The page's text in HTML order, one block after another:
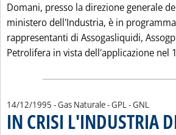
Domani, presso la direzione generale
ministero dell'Industria, è in
rappresentanti di Assogasliquidi,
Petrolifera in vista dell'applicazione nel
14/12/1995 - Gas Naturale - GPL - GNL
IN CRISI L'INDUSTRIA